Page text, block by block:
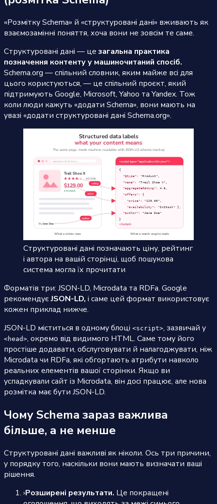
«Розмітку Schema» й «структуровані дані» вживають як
взаємозамінні поняття, хоча вони не зовсім те саме.
Структуровані дані — це загальна практика
позначення контенту у машиночитаний спосіб.
Schema.org — спільний словник, яким майже всі для
цього користуються, — це спільний проєкт, який
підтримують Google, Microsoft, Yahoo та Yandex. Тож
коли люди кажуть «додати Schema», вони мають на
увазі «додати структуровані дані Schema.org».
Структуровані дані позначають ціну, рейтинг
і автора на вашій сторінці, щоб пошукова
система могла їх прочитати
Форматів три: JSON-LD, Microdata та RDFa. Google
рекомендуєJSON-LD, і саме цей формат використовує
кожен приклад нижче.
JSON-LD міститься в одному блоці <script>, зазвичай у
<head>, окремо від видимого HTML. Саме тому його
простіше додавати, обслуговувати й налагоджувати, ніж
Microdata чи RDFa, які обгортають атрибути навколо
реальних елементів вашої сторінки. Якщо ви
успадкували сайт із Microdata, він досі працює, але нова
розмітка має бути JSON-LD.
Чому Schema зараз важлива
більше, а не менше
Структуровані дані важливі як ніколи. Ось три причини,
у порядку того, наскільки вони мають визначати ваші
рішення.
›Розширені результати. Це покращені